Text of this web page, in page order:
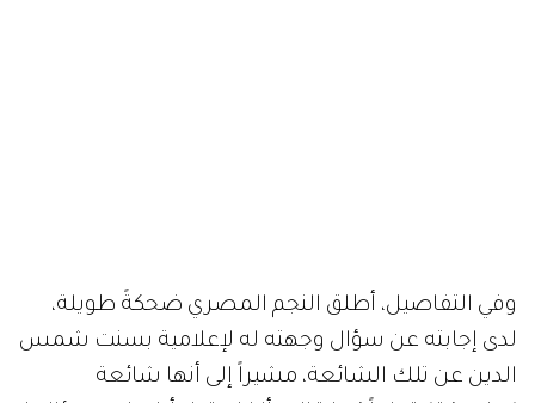
وفي التفاصيل، أطلق النجم المصري ضحكةً طويلة،
لدى إجابته عن سؤال وجهته له لإعلامية بسنت شمس
الدين عن تلك الشائعة، مشيراً إلى أنها شائعة